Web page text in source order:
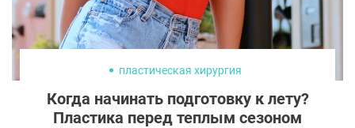
пластическая хирургия
Когда начинать подготовку к лету?
Пластика перед теплым сезоном